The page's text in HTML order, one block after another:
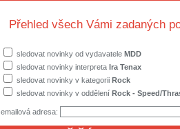
Přehled všech Vámi zadaných
sledovat novinky od vydavatele MDD
sledovat novinky interpreta Ira Tenax
sledovat novinky v kategorii Rock
sledovat novinky v oddělení Rock - Speed/
emailová adresa: